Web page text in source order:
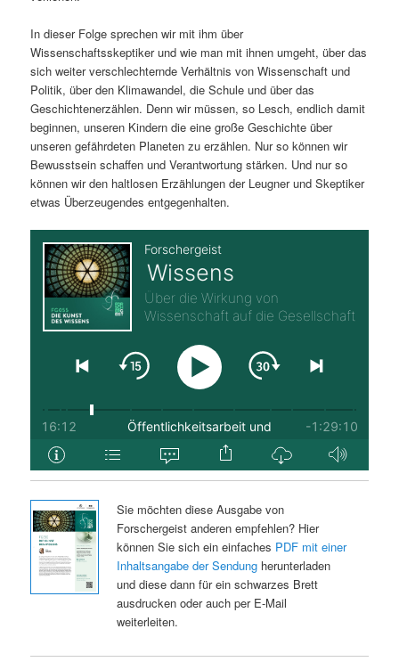
n
g
e
n
r
i
n
g
e
n
In dieser Folge sprechen wir mit ihm über
Wissenschaftsskeptiker und wie man mit ihnen umgeht, über das
sich weiter verschlechternde Verhältnis von Wissenschaft und
Politik, über den Klimawandel, die Schule und über das
Geschichtenerzählen. Denn wir müssen, so Lesch, endlich damit
beginnen, unseren Kindern die eine große Geschichte über
unseren gefährdeten Planeten zu erzählen. Nur so können wir
Bewusstsein schaffen und Verantwortung stärken. Und nur so
können wir den haltlosen Erzählungen der Leugner und Skeptiker
etwas Überzeugendes entgegenhalten.
Sie möchten diese Ausgabe von
Forschergeist anderen empfehlen? Hier
können Sie sich ein einfaches PDF mit einer
Inhaltsangabe der Sendungherunterladen
und diese dann für ein schwarzes Brett
ausdrucken oder auch per E-Mail
weiterleiten.